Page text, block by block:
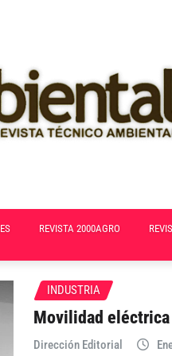
REVISTA 2000AGRO
INDUSTRIA
Movilidad
Dirección Editorial